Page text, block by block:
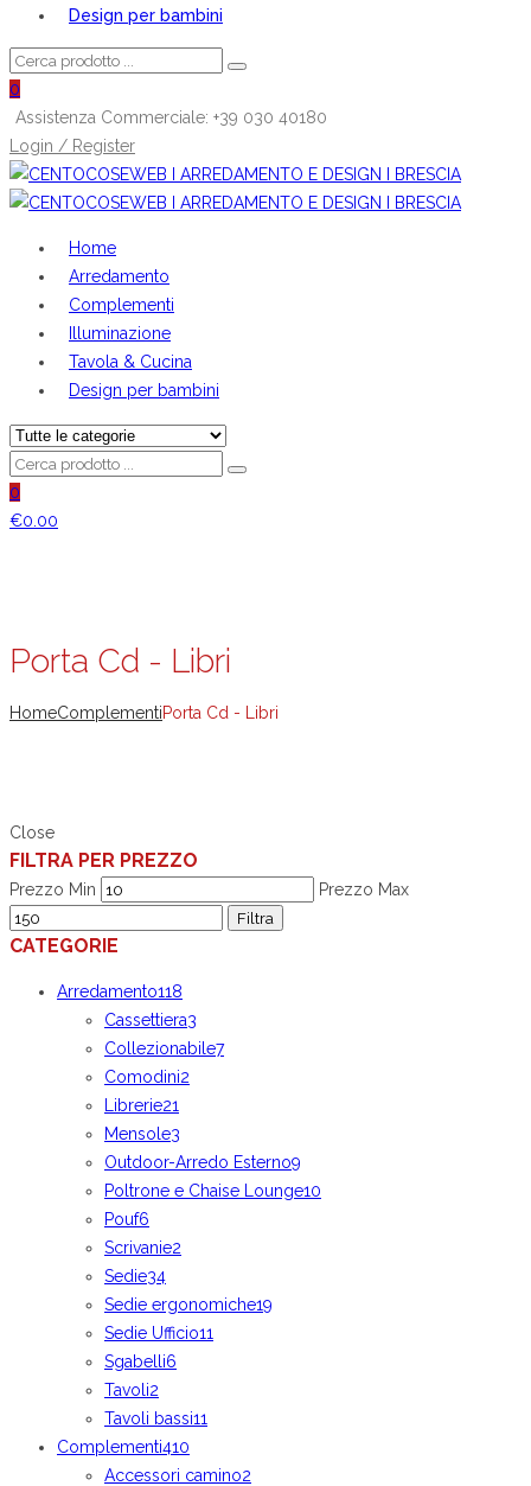
Design per bambini
0
Assistenza Commerciale: +39 030 40180
Login / Register
Home
Arredamento
Complementi
Illuminazione
Tavola & Cucina
Design per bambini
0
€0.00
Porta Cd - Libri
HomeComplementiPorta Cd - Libri
Close
FILTRA PER PREZZO
Prezzo Min
Prezzo Max
Filtra
CATEGORIE
Arredamento118
Cassettiera3
Collezionabile7
Comodini2
Librerie21
Mensole3
Outdoor-Arredo Esterno9
Poltrone e Chaise Lounge10
Pouf6
Scrivanie2
Sedie34
Sedie ergonomiche19
Sedie Ufficio11
Sgabelli6
Tavoli2
Tavoli bassi11
Complementi410
Accessori camino2